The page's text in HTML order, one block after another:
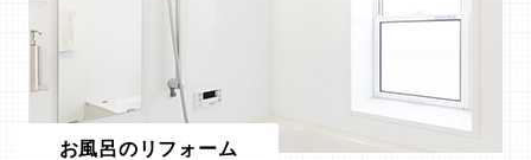
お風呂のリフォーム